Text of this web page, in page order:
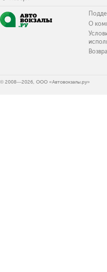
О
© 2008—2026, ООО «Автовокзалы.ру»